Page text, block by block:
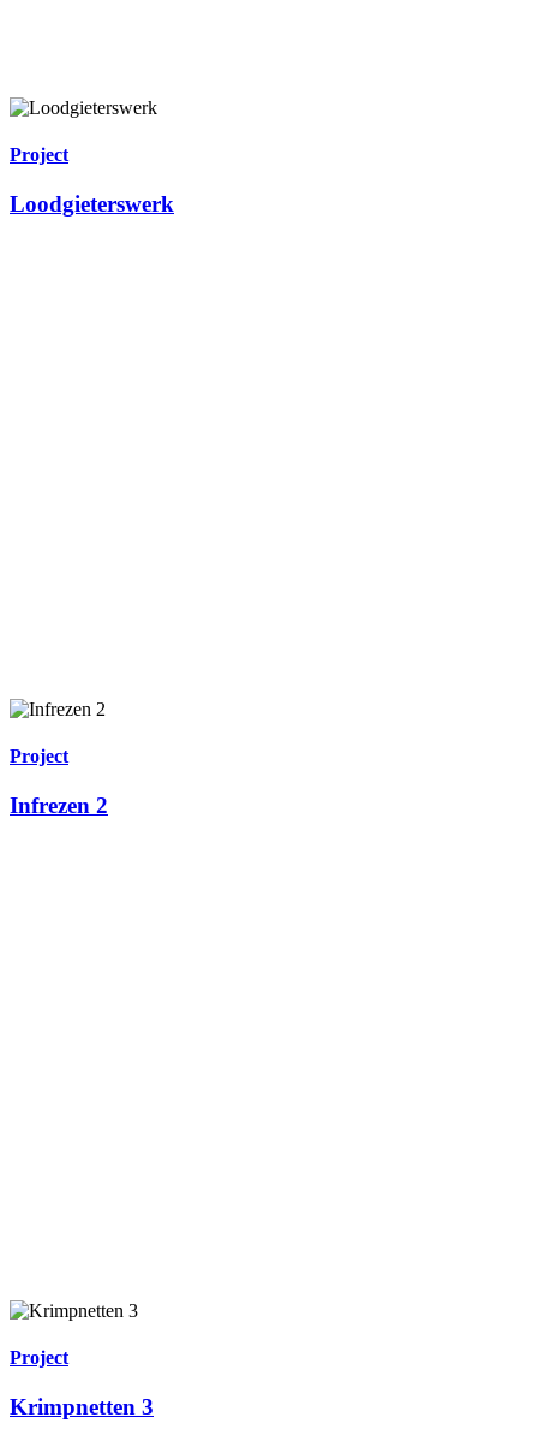
Project
Loodgieterswerk
Project
Infrezen 2
Project
Krimpnetten 3